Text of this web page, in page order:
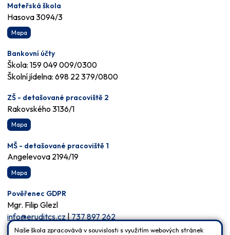
Mateřská škola
Hasova 3094/3
Mapa
Bankovní účty
Škola: 159 049 009/0300
Školní jídelna: 698 22 379/0800
ZŠ - detašované pracoviště 2
Rakovského 3136/1
Mapa
MŠ - detašované pracoviště 1
Angelevova 2194/19
Mapa
Pověřenec GDPR
Mgr. Filip Glezl
info@eruditcs.cz|737 897 262
Naše škola zpracovává v souvislosti s využitím webových stránek